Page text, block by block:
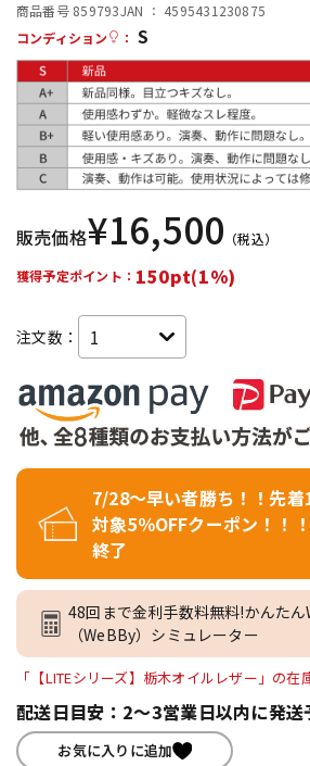
配信/ライブ機器
中古
商品番号 859793JAN ： 4595431230875
コンディション
： S
販売価格¥16,500 （税込）
獲得予定ポイント： 150pt(1%)
注文数：
7/28～早い者勝ち！！先
対象5％OFFクーポン！！
終了
48回まで金利手数料無料!かんた
（WeBBy）シミュレーター
「【LITEシリーズ】栃木オイルレザー」の在
配送日目安：2～3営業日以内に発送
お気に入りに追加